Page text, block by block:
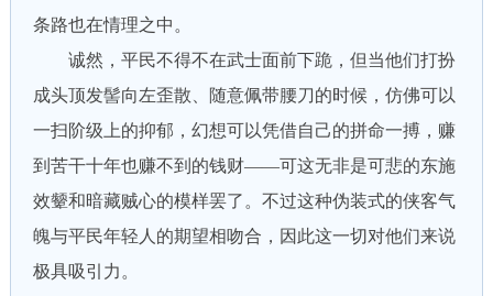
条路也在情理之中。
诚然，平民不得不在武士面前下跪，但当他们打扮
成头顶发髻向左歪散、随意佩带腰刀的时候，仿佛可以
一扫阶级上的抑郁，幻想可以凭借自己的拼命一搏，赚
到苦干十年也赚不到的钱财——可这无非是可悲的东施
效颦和暗藏贼心的模样罢了。不过这种伪装式的侠客气
魄与平民年轻人的期望相吻合，因此这一切对他们来说
极具吸引力。